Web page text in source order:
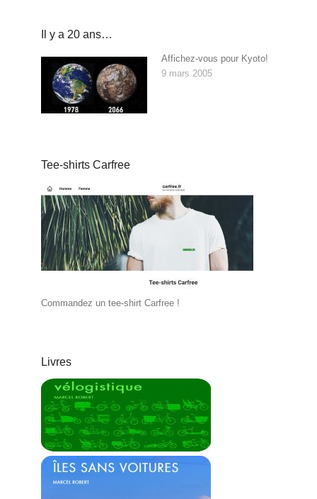
Il y a 20 ans…
Affichez-vous pour Kyoto!
9 mars 2005
Tee-shirts Carfree
Commandez un tee-shirt Carfree !
Livres